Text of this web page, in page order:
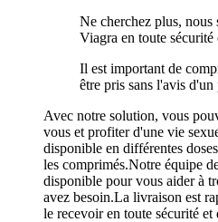
Ne cherchez plus,
Viagra en toute
Il est important de
être pris sans l'avis
Avec notre solution, vous
vous et profiter d'une vie
disponible en différentes
les comprimés.Notre équipe
disponible pour vous aider à
avez besoin.La livraison est
le recevoir en toute sécurité et